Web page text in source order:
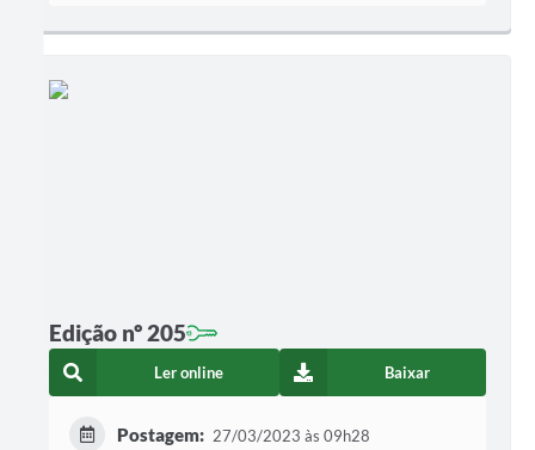
Edição nº 205
Ler online Baixar
Postagem: 27/03/2023 às 09h28